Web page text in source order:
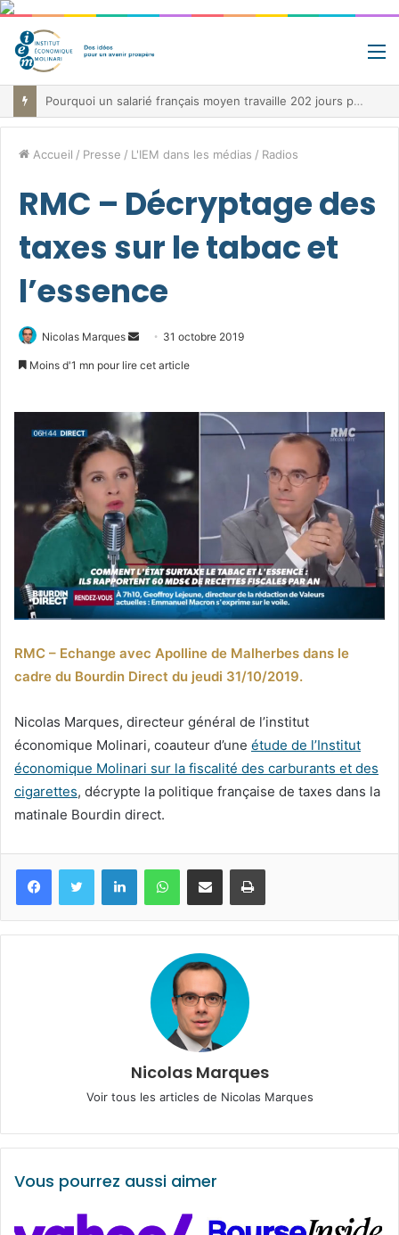
Jour de libération fiscale: pourquoi vous travaillez pour l’État jusqu’au 22 juillet avant de toucher votre vrai salaire
Accueil / Presse / L'IEM dans les médias / Radios
RMC – Décryptage des
taxes sur le tabac et
l’essence
Nicolas Marques
Envoyer31 octobre 2019
Moins d'1 mn pour lire cet article
RMC – Echange avec Apolline de Malherbes dans le
cadre du Bourdin Direct du jeudi 31/10/2019.
Nicolas Marques, directeur général de l’institut
économique Molinari, coauteur d’une étude de l’Institut
économique Molinari sur la fiscalité des carburants et des
cigarettes, décrypte la politique française de taxes dans la
matinale Bourdin direct.
FacebookTwitter LinkedinWhatsApp
Partagez par mail Imprimez
Nicolas Marques
Voir tous les articles de Nicolas Marques
Vous pourrez aussi aimer